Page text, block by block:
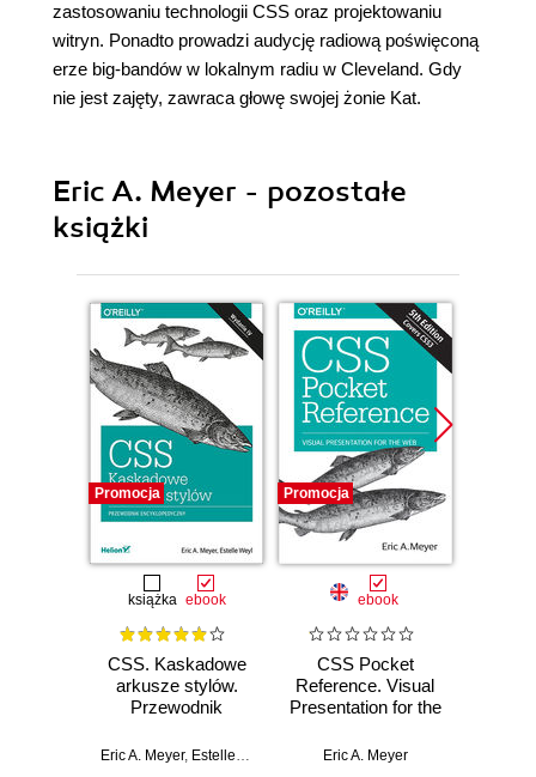
zastosowaniu technologii CSS oraz projektowaniu
witryn. Ponadto prowadzi audycję radiową poświęconą
erze big-bandów w lokalnym radiu w Cleveland. Gdy
nie jest zajęty, zawraca głowę swojej żonie Kat.
Eric A. Meyer - pozostałe
książki
Promocja
książka ebook
CSS. Kaskadowe
arkusze stylów.
Przewodnik
Wydanie IV
Eric A. Meyer, Estelle Weyl
Promocja
ebook
CSS Pocket
Reference. Visual
Presentation for the
Eric A. Meyer